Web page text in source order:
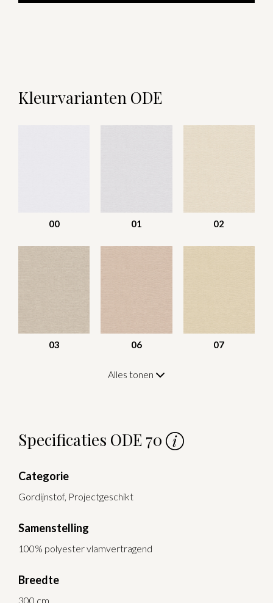
Kleurvarianten ODE
00 01 02
03 06 07
Alles tonen
Specificaties ODE 70
Categorie
Gordijnstof, Projectgeschikt
Samenstelling
100% polyester vlamvertragend
Breedte
300 cm